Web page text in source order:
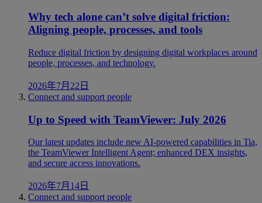
Why tech alone can’t solve digital friction:
Aligning people, processes, and tools
Reduce digital friction by designing digital workplaces around
people, processes, and technology.
2026年7月22日
Connect and support people
Up to Speed with TeamViewer: July 2026
Our latest updates include new AI-powered capabilities in Tia,
the TeamViewer Intelligent Agent; enhanced DEX insights,
and secure access innovations.
2026年7月14日
Connect and support people